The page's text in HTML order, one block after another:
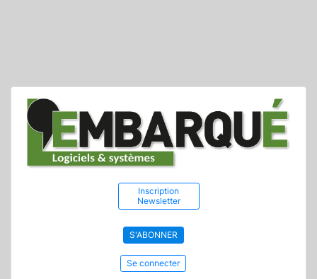
Inscription
Newsletter
S'ABONNER
Se connecter